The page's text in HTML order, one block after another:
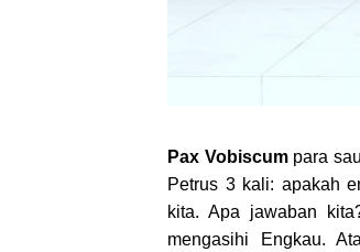
Pax Vobiscumpara
Petrus 3 kali: apakah
kita. Apa jawaban
mengasihi Engkau.